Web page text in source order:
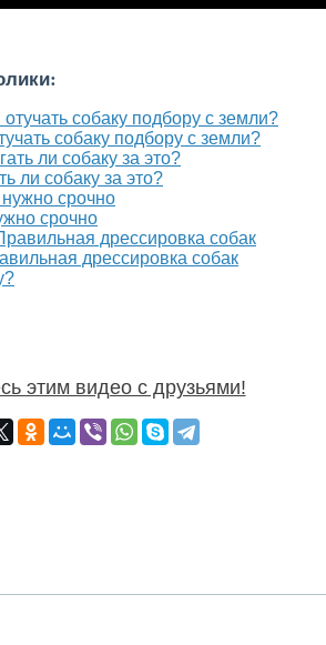
собаку подбору с земли?
ли собаку за это?
срочно
дрессировка собак
этим видео с друзьями!